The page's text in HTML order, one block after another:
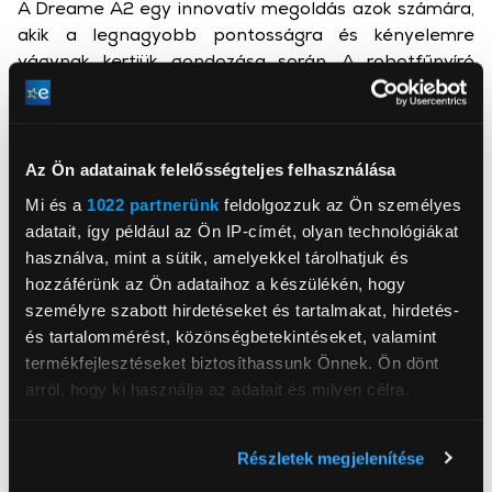
Az Ön adatainak felelősségteljes felhasználása
Mi és a 1022 partnerünk feldolgozzuk az Ön személyes
adatait, így például az Ön IP-címét, olyan technológiákat
használva, mint a sütik, amelyekkel tárolhatjuk és
hozzáférünk az Ön adataihoz a készülékén, hogy
személyre szabott hirdetéseket és tartalmakat, hirdetés-
és tartalommérést, közönségbetekintéseket, valamint
termékfejlesztéseket biztosíthassunk Önnek. Ön dönt
arról, hogy ki használja az adatait és milyen célra.
Részletek megjelenítése
A Dreame A2 egy innovatív megoldás azok számára,
akik a legnagyobb pontosságra és kényelemre
vágynak kertjük gondozása során. A robotfűnyíró
olyan innovatív technológiákat kombinál, mint az
OmniSense™ 2.0 és az EdgeMaster™ vágórendszer,
Fusion navigációnak köszönhetően hatékonyan kerüli
el az akadályokat, és alkalmazkodik az akár 50%-os
lejtésű, kihívást jelentő terepekhez. A készülék 3D-s
térképeket is készít, és egészen a szélekig pontos
vágást, több fűnyírási zóna támogatását, valamint
Garden Guardian funkciót kínál, amely biztonságban
tartja az ingatlant. A készülék akár 3000
négyzetméteres kertekben is jól működik, csendes, de
hatékony működést garantálva.
A Dreame A2 robotfűnyíró úttörő OmniSense™ 2.0